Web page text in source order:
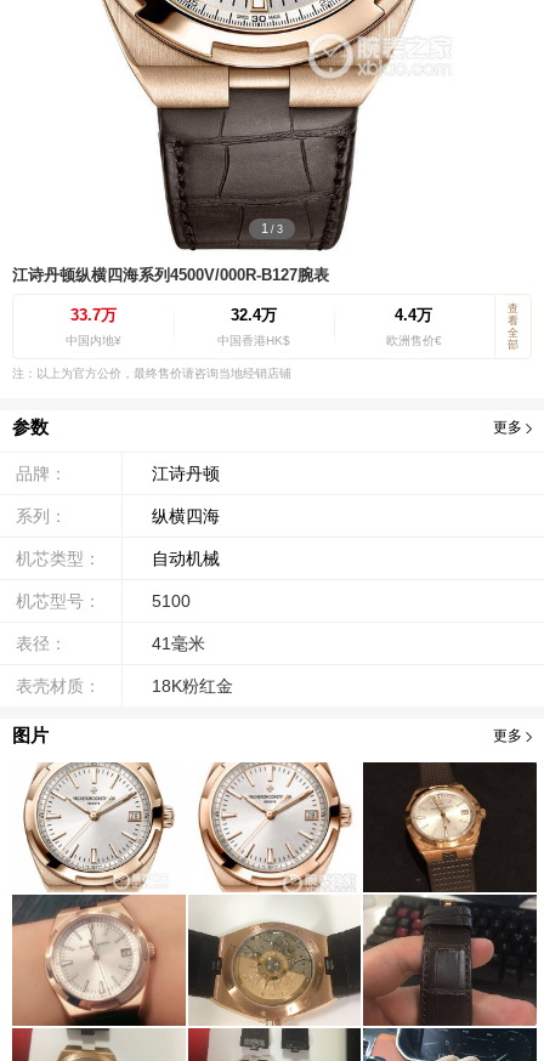
1 / 3
江诗丹顿纵横四海系列4500V/000R-B127腕表
33.7万
中国内地¥
32.4万
中国香港HK$
4.4万
欧洲售价€
查
看
全
部
注：以上为官方公价，最终售价请咨询当地经销店铺
参数 更多
品牌： 江诗丹顿
系列： 纵横四海
机芯类型： 自动机械
机芯型号： 5100
表径： 41毫米
表壳材质： 18K粉红金
图片 更多